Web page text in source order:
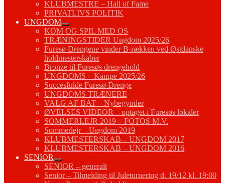
KLUBMESTRE – Hall of Fame
PRIVATLIVS POLITIK
UNGDOM
KOM OG SPIL MED OS
TRÆNINGSTIDER Ungdom 2025/26
Furesø Drengene vinder B-rækken ved Østdanske
holdmesterskaber
Bronze til Furesøs drengehold
UNGDOMS – Kampe 2025/26
Succesfulde Furesø Drenge
UNGDOMS TRÆNERE
VALG AF BAT – Nybegynder
ØVELSES VIDEOR – optaget i Furesøs lokaler
SOMMERLEJR 2019 – FOTOS M.V.
Sommerlejr – Ungdom 2019
KLUBMESTERSKAB – UNGDOM 2017
KLUBMESTERSKAB – UNGDOM 2016
SENIOR
SENIOR – generalt
Senior – Tilmelding til Juleturnering d. 19/12 kl. 19:00